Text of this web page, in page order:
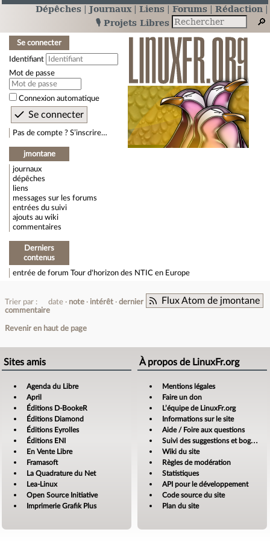
Dépêches Journaux Liens Forums
Rédaction
🎙️ Projets Libres
Se connecter
Identifiant
Mot de passe
Connexion automatique
Pas de compte ? S’inscrire…
jmontane
journaux
dépêches
liens
messages sur les forums
entrées du suivi
ajouts au wiki
commentaires
Derniers
contenus
entrée de forum Tour d'horizon des NTIC en Europe
Flux Atom de jmontane
Trier par : date note intérêt
dernier
commentaire
Revenir en haut de page
Sites amis
Agenda du Libre
April
Éditions D-BookeR
Éditions Diamond
Éditions Eyrolles
Éditions ENI
En Vente Libre
Framasoft
La Quadrature du Net
Lea-Linux
Open Source Initiative
Imprimerie Grafik Plus
À propos de LinuxFr.org
Mentions légales
Faire un don
L’équipe de LinuxFr.org
Informations sur le site
Aide / Foire aux questions
Suivi des suggestions et bogues
Wiki du site
Règles de modération
Statistiques
API pour le développement
Code source du site
Plan du site